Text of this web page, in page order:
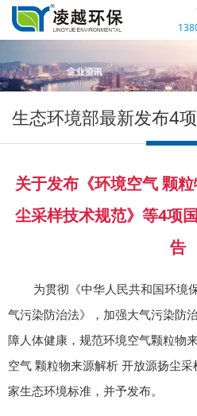
生态环境部最新发布4
关于发布《环境空气 颗
尘采样技术规范》等4项
告
为贯彻《中华人民共和国环境
气污染防治法》，加强大气污染防
障人体健康，规范环境空气颗粒物
空气 颗粒物来源解析 开放源扬尘
家生态环境标准，并予发布。